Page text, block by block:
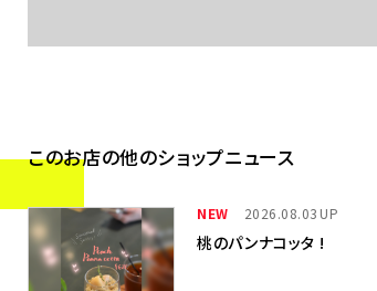
このお店の他のショップニュース
NEW 2026.08.03
桃のパンナコッタ !